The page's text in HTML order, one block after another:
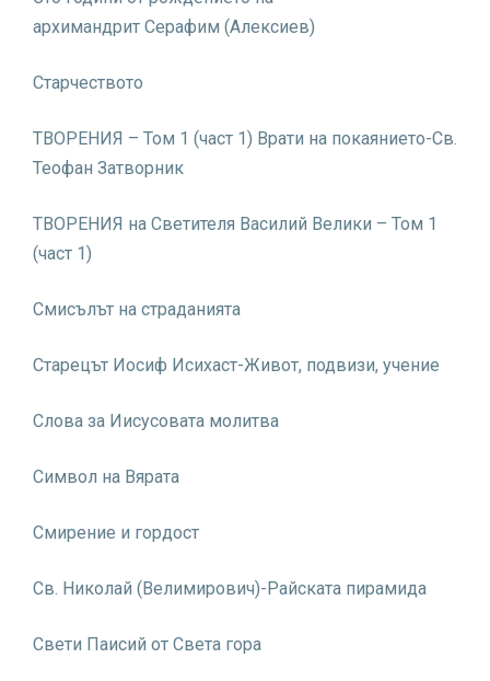
архимандрит Серафим (Алексиев)
Старчеството
ТВОРЕНИЯ – Том 1 (част 1) Врати на покаянието-Св.
Теофан Затворник
ТВОРЕНИЯ на Светителя Василий Велики – Том 1
(част 1)
Смисълът на страданията
Старецът Иосиф Исихаст-Живот, подвизи, учение
Слова за Иисусовата молитва
Символ на Вярата
Смирение и гордост
Св. Николай (Велимирович)-Райската пирамида
Свети Паисий от Света гора